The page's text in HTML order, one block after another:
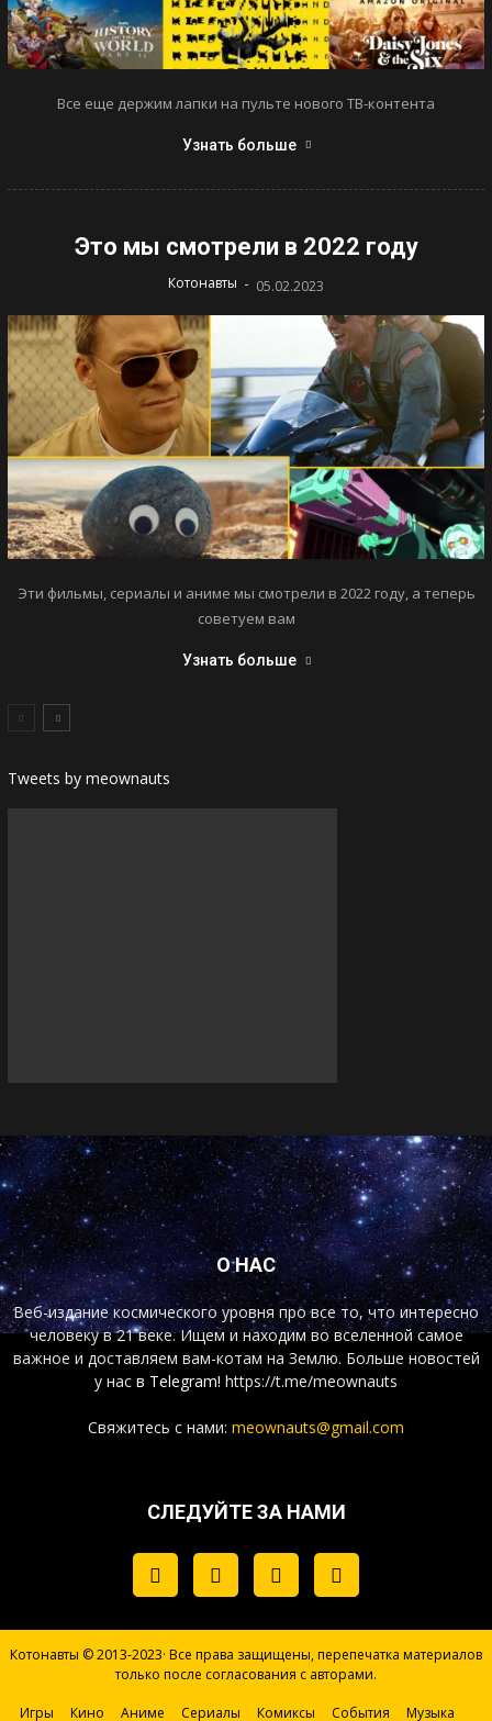
Все еще держим лапки на пульте нового ТВ-контента
Узнать больше
Это мы смотрели в 2022 году
Котонавты - 05.02.2023
Эти фильмы, сериалы и аниме мы смотрели в 2022 году, а теперь
советуем вам
Узнать больше
Tweets by meownauts
О НАС
Веб-издание космического уровня про все то, что интересно
человеку в 21 веке. Ищем и находим во вселенной самое
важное и доставляем вам-котам на Землю. Больше новостей
у нас в Telegram! https://t.me/meownauts
Свяжитесь с нами: meownauts@gmail.com
СЛЕДУЙТЕ ЗА НАМИ
Котонавты © 2013-2023· Все права защищены, перепечатка материалов
только после согласования с авторами.
Игры Кино Аниме Сериалы Комиксы События Музыка